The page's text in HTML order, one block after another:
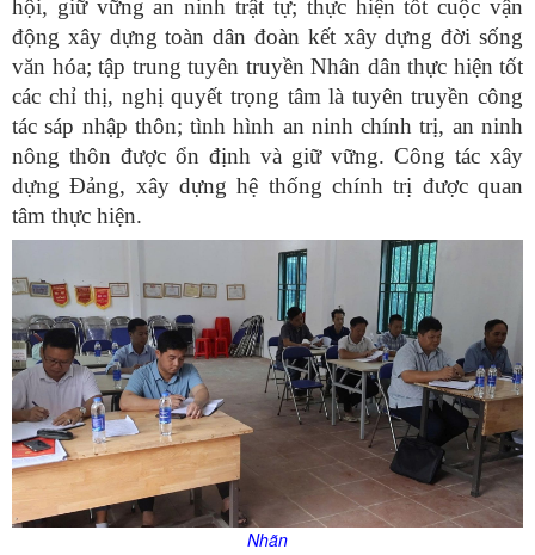
hội, giữ vững an ninh trật tự; thực hiện tốt cuộc vận
động xây dựng toàn dân đoàn kết xây dựng đời sống
văn hóa; tập trung tuyên truyền Nhân dân thực hiện tốt
các chỉ thị, nghị quyết trọng tâm là tuyên truyền công
tác sáp nhập thôn; tình hình an ninh chính trị, an ninh
nông thôn được ổn định và giữ vững. Công tác xây
dựng Đảng, xây dựng hệ thống chính trị được quan
tâm thực hiện.
Nhãn